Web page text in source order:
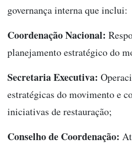
governança interna que inclui:
Coordenação Nacional:
planejamento estratégico do
Secretaria Executiva:
estratégicas do movimento e
iniciativas de restauração;
Conselho de Coordenação: